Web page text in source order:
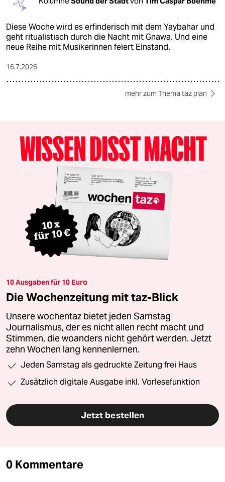
Diese Woche wird es erfinderisch mit dem Yaybahar und
geht ritualistisch durch die Nacht mit Gnawa. Und eine
neue Reihe mit Musikerinnen feiert Einstand.
16.7.2026
mehr zum Thema taz plan
10 Ausgaben für 10 Euro
Die Wochenzeitung mit taz-Blick
Unsere wochentaz bietet jeden Samstag
Journalismus, der es nicht allen recht macht und
Stimmen, die woanders nicht gehört werden. Jetzt
zehn Wochen lang kennenlernen.
Jeden Samstag als gedruckte Zeitung frei Haus
Zusätzlich digitale Ausgabe inkl. Vorlesefunktion
Jetzt bestellen
0 Kommentare